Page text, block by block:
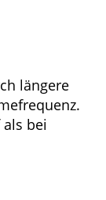
längere
bei